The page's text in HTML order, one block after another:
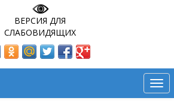
ВЕРСИЯ ДЛЯ
СЛАБОВИДЯЩИХ